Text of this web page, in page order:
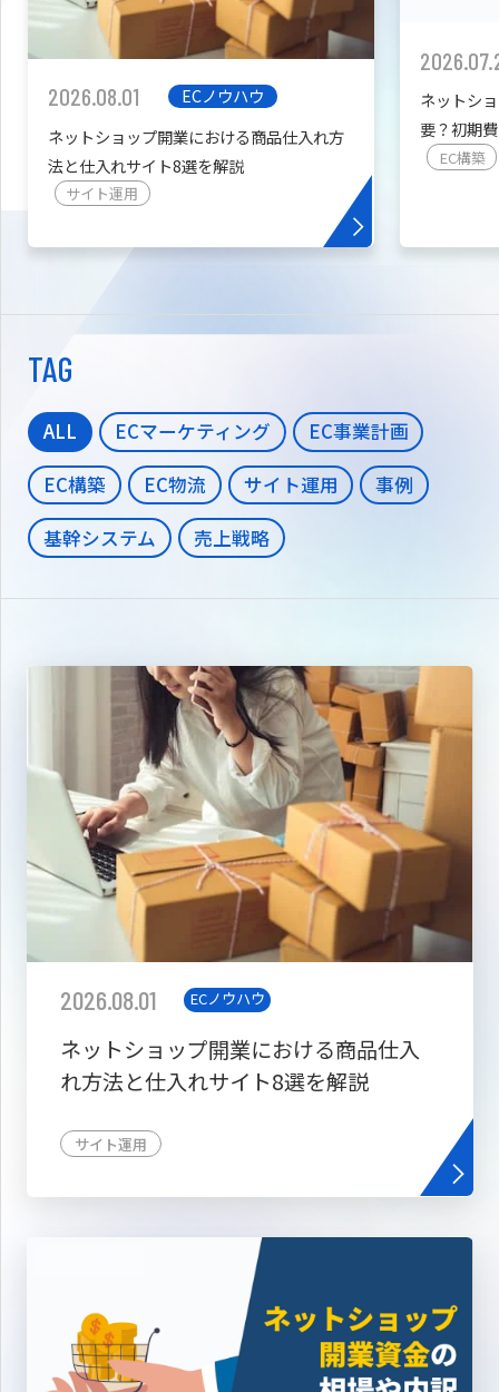
カスタマイズ開発
2026.08.01
ECノウハウ
ネットショップ開業における商品仕入れ方
法と仕入れサイト8選を解説
サイト運用
ネットシ
要？初期
を紹介
EC構築
TAG
ALL ECマーケティング
EC事業計画
EC構築
EC物流 サイト運用
事例
基幹システム
売上戦略
2026.08.01 ECノウハウ
ネットショップ開業における商品仕入
れ方法と仕入れサイト8選を解説
サイト運用